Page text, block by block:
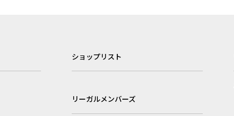
ショップリスト
リーガルメンバーズ